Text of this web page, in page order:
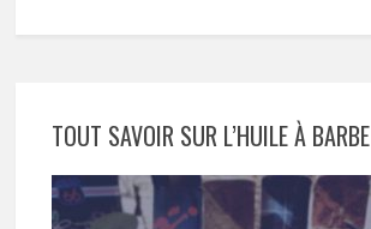
TOUT SAVOIR SUR L’HUILE À BARBE